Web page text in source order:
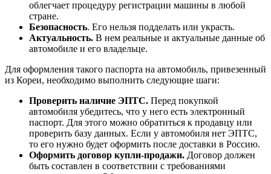
облегчает процедуру регистрации машины в любой
стране.
Безопасность. Его нельзя подделать или украсть.
Актуальность. В нем реальные и актуальные данные об
автомобиле и его владельце.
Для оформления такого паспорта на автомобиль, привезенный
из Кореи, необходимо выполнить следующие шаги:
Проверить наличие ЭПТС. Перед покупкой
автомобиля убедитесь, что у него есть электронный
паспорт. Для этого можно обратиться к продавцу или
проверить базу данных. Если у автомобиля нет ЭПТС,
то его нужно будет оформить после доставки в Россию.
Оформить договор купли-продажи. Договор должен
быть составлен в соответствии с требованиями